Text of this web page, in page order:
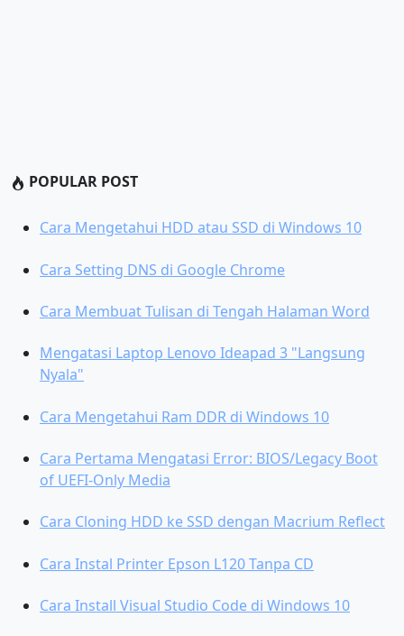
POPULAR POST
Cara Mengetahui HDD atau SSD di Windows 10
Cara Setting DNS di Google Chrome
Cara Membuat Tulisan di Tengah Halaman Word
Mengatasi Laptop Lenovo Ideapad 3 "Langsung
Nyala"
Cara Mengetahui Ram DDR di Windows 10
Cara Pertama Mengatasi Error: BIOS/Legacy Boot
of UEFI-Only Media
Cara Cloning HDD ke SSD dengan Macrium Reflect
Cara Instal Printer Epson L120 Tanpa CD
Cara Install Visual Studio Code di Windows 10